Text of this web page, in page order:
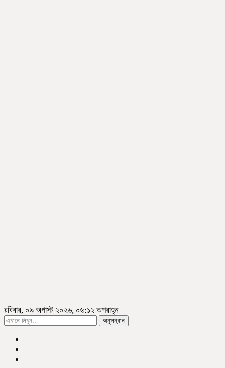
রবিবার, ০৯ অগাস্ট ২০২৬, ০৬:১২ অপরাহ্ন
অনুসন্ধান